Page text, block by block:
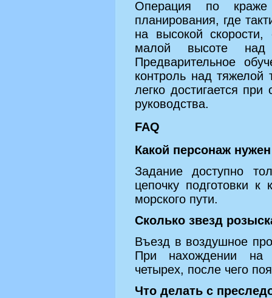
Операция по краже
планирования, где
на высокой
малой высоте над
Предварительное
контроль над тяжелой
легко достигается
руководства.
FAQ
Какой персонаж
Задание доступно
цепочку подготовки
морского пути.
Сколько звезд
Въезд в воздушное
При нахождении на
четырех, после чего
Что делать с